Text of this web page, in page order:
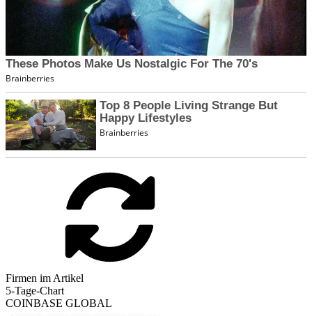
Firmen im Artikel
5-Tage-Chart
COINBASE GLOBAL